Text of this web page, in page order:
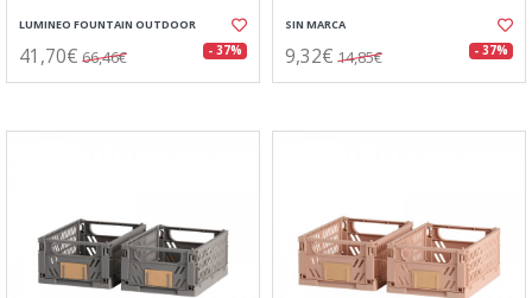
LUMINEO FOUNTAIN OUTDOOR
41,70€ 66,46€ - 37%
SIN MARCA
9,32€ 14,85€ - 37%